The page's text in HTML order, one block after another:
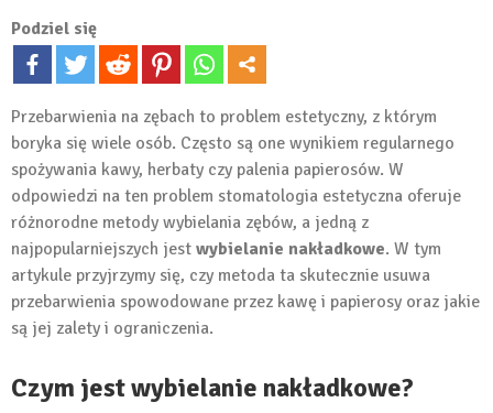
Podziel się
Przebarwienia na zębach to problem estetyczny, z którym
boryka się wiele osób. Często są one wynikiem regularnego
spożywania kawy, herbaty czy palenia papierosów. W
odpowiedzi na ten problem stomatologia estetyczna oferuje
różnorodne metody wybielania zębów, a jedną z
najpopularniejszych jest wybielanie nakładkowe. W tym
artykule przyjrzymy się, czy metoda ta skutecznie usuwa
przebarwienia spowodowane przez kawę i papierosy oraz jakie
są jej zalety i ograniczenia.
Czym jest wybielanie nakładkowe?